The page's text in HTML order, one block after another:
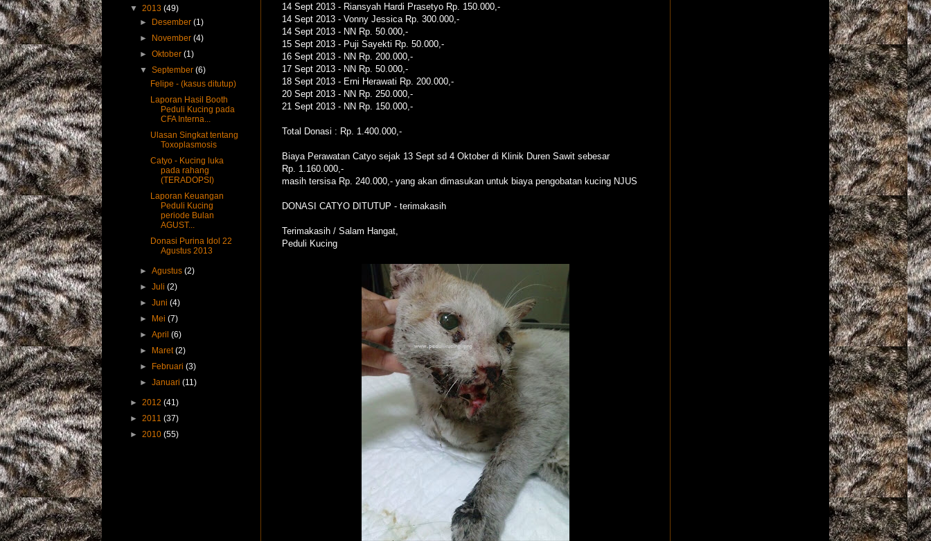
14 Sept 2013 - Riansyah Hardi Prasetyo Rp. 150.000,-
14 Sept 2013 - Vonny Jessica Rp. 300.000,-
14 Sept 2013 - NN Rp. 50.000,-
15 Sept 2013 - Puji Sayekti Rp. 50.000,-
16 Sept 2013 - NN Rp. 200.000,-
17 Sept 2013 - NN Rp. 50.000,-
18 Sept 2013 - Erni Herawati Rp. 200.000,-
20 Sept 2013 - NN Rp. 250.000,-
21 Sept 2013 - NN Rp. 150.000,-
Total Donasi : Rp. 1.400.000,-
Biaya Perawatan Catyo sejak 13 Sept sd 4 Oktober di Klinik Duren Sawit sebesar
Rp. 1.160.000,-
masih tersisa Rp. 240.000,- yang akan dimasukan untuk biaya pengobatan kucing NJUS
DONASI CATYO DITUTUP - terimakasih
Terimakasih / Salam Hangat,
Peduli Kucing
▼ 2013 (49)
► Desember(1)
► November(4)
►Oktober(1)
▼September(6)
Felipe - (kasus ditutup)
Laporan Hasil Booth
Peduli Kucing pada
CFA Interna...
Ulasan Singkat tentang
Toxoplasmosis
Catyo - Kucing luka
pada rahang
(TERADOPSI)
Laporan Keuangan
Peduli Kucing
periode Bulan
AGUST...
Donasi Purina Idol 22
Agustus 2013
►Agustus(2)
►Juli(2)
►Juni(4)
► Mei(7)
►April(6)
► Maret(2)
► Februari(3)
►Januari(11)
► 2012 (41)
► 2011 (37)
► 2010 (55)